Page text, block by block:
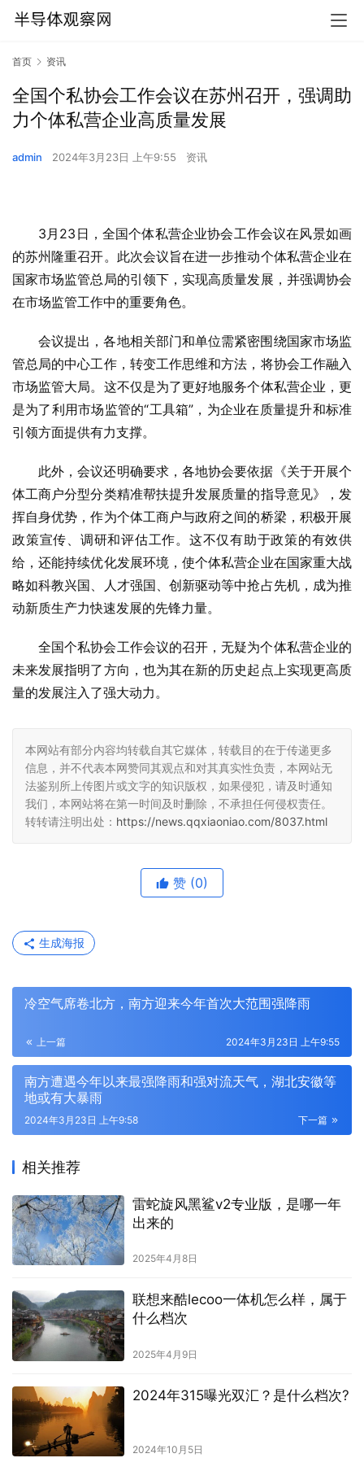
首页 资讯
全国个私协会工作会议在苏州召开，强调助
力个体私营企业高质量发展
admin 2024年3月23日 上午9:55 资讯
3月23日，全国个体私营企业协会工作会议在风景如画
的苏州隆重召开。此次会议旨在进一步推动个体私营企业在
国家市场监管总局的引领下，实现高质量发展，并强调协会
在市场监管工作中的重要角色。
会议提出，各地相关部门和单位需紧密围绕国家市场监
管总局的中心工作，转变工作思维和方法，将协会工作融入
市场监管大局。这不仅是为了更好地服务个体私营企业，更
是为了利用市场监管的“工具箱”，为企业在质量提升和标准
引领方面提供有力支撑。
此外，会议还明确要求，各地协会要依据《关于开展个
体工商户分型分类精准帮扶提升发展质量的指导意见》，发
挥自身优势，作为个体工商户与政府之间的桥梁，积极开展
政策宣传、调研和评估工作。这不仅有助于政策的有效供
给，还能持续优化发展环境，使个体私营企业在国家重大战
略如科教兴国、人才强国、创新驱动等中抢占先机，成为推
动新质生产力快速发展的先锋力量。
全国个私协会工作会议的召开，无疑为个体私营企业的
未来发展指明了方向，也为其在新的历史起点上实现更高质
量的发展注入了强大动力。
本网站有部分内容均转载自其它媒体，转载目的在于传递更多
信息，并不代表本网赞同其观点和对其真实性负责，本网站无
法鉴别所上传图片或文字的知识版权，如果侵犯，请及时通知
我们，本网站将在第一时间及时删除，不承担任何侵权责任。
转转请注明出处： https://news.qqxiaoniao.com/8037.html
赞 (0)
生成海报
冷空气席卷北方，南方迎来今年首次大范围强降雨
上一篇 2024年3月23日 上午9:55
南方遭遇今年以来最强降雨和强对流天气，湖北安徽等
地或有大暴雨
下一篇
2024年3月23日 上午9:58
相关推荐
雷蛇旋风黑鲨v2专业版，是哪一年
出来的
2025年4月8日
联想来酷lecoo一体机怎么样，属于
什么档次
2025年4月9日
2024年315曝光双汇？是什么档次?
2024年10月5日